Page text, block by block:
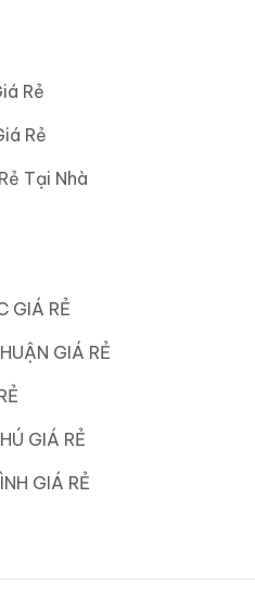
Rẻ
Rẻ
Tại Nhà
GIÁ RẺ
GIÁ RẺ
GIÁ RẺ
GIÁ RẺ